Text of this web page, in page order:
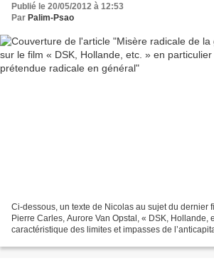
Publié le 20/05/2012 à 12:53
Par Palim-Psao
Ci-dessous, un texte de Nicolas au sujet du dernier
Pierre Carles, Aurore Van Opstal, « DSK, Hollande,
caractéristique des limites et impasses de